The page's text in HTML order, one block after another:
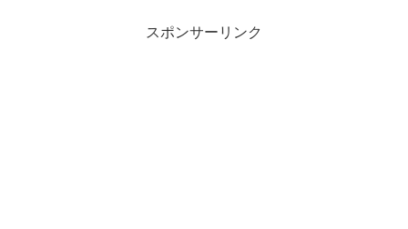
スポンサーリンク